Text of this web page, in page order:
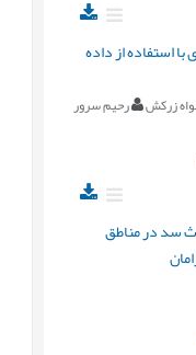
استفاده از داده
زرکش رحیم سرور
سد در مناطق